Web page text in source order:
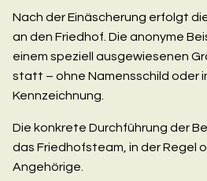
Nach der Einäscherung erfolgt
an den Friedhof. Die anonyme
einem speziell ausgewiesenen
statt – ohne Namensschild oder
Kennzeichnung.
Die konkrete Durchführung der
das Friedhofsteam, in der Regel
Angehörige.